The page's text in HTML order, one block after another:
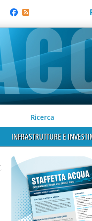
Ricerca
INFRASTRUTTURE E